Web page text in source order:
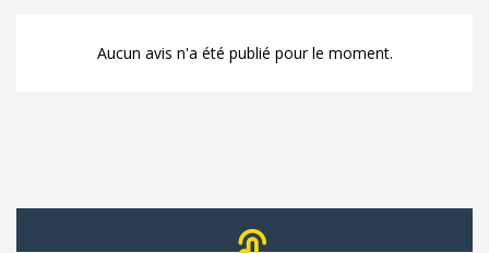
Aucun avis n'a été publié pour le moment.